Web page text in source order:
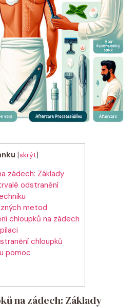
[skrýt]
zádech: Základy
odstranění
metod
chloupků na zádech
chloupků
pomoc
na zádech: Základy